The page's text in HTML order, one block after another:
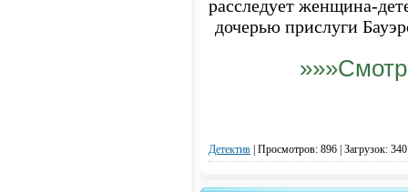
расследует женщина-
дочерью прислуги
Детектив Просмотров: 896 | Загрузок: